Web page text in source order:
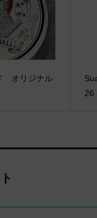
オリジナル
26